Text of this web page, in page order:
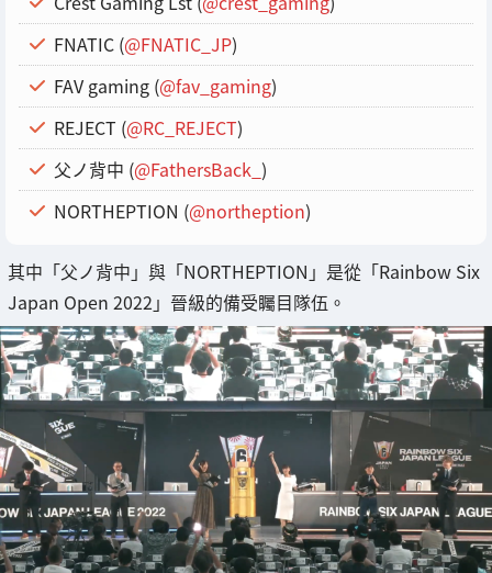
FNATIC (@FNATIC_JP)
FAV gaming (@fav_gaming)
REJECT (@RC_REJECT)
父ノ背中 (@FathersBack_ )
NORTHEPTION (@northeption)
其中「父ノ背中」與「NORTHEPTION」是從「Rainbow Six
Japan Open 2022」晉級的備受矚目隊伍。